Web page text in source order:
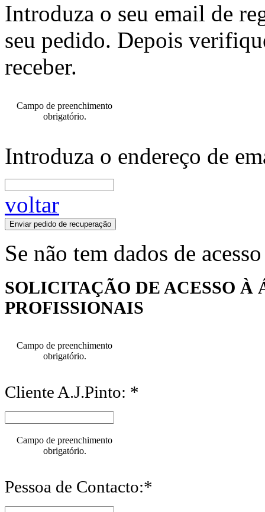
Introduza o seu email de
seu pedido. Depois
receber.
Campo de preenchimento
obrigatório.
Introduza o endereço de
voltar
Enviar pedido de recuperação
Se não tem dados de
SOLICITAÇÃO DE ACESSO À
PROFISSIONAIS
Campo de preenchimento
obrigatório.
Cliente A.J.Pinto: *
Campo de preenchimento
obrigatório.
Pessoa de Contacto:*